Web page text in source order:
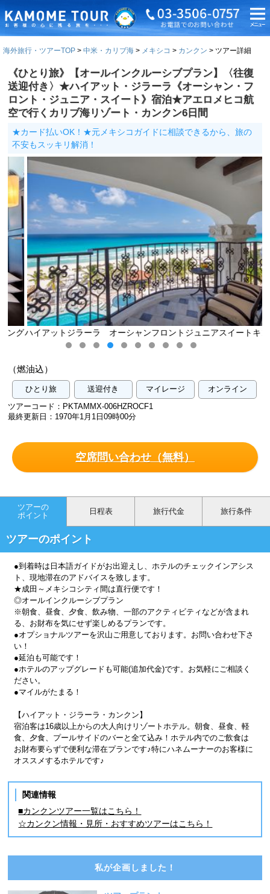
海外旅行・ツアーTOP 中米・カリブ海 メキシコ カンクン ツアー詳細
《ひとり旅》【オールインクルーシブプラン】〈往復
送迎付き〉★ハイアット・ジラーラ《オーシャン・フ
ロント・ジュニア・スイート》宿泊★アエロメヒコ航
空で行くカリブ海リゾート・カンクン6日間
★カード払いOK！★元メキシコガイドに相談できるから、旅の
不安もスッキリ解消！
ハイアットジラーラ オーシャンフロントジュニアスイートキング
客室（イメージ）
（燃油込）
ひとり旅 送迎付き マイレージ
オンライン
ツアーコード：PKTAMMX-006HZROCF1
最終更新日：1970年1月1日09時00分
空席問い合わせ（無料）
ツアーの
ポイント
日程表 旅行代金 旅行条件
ツアーのポイント
●到着時は日本語ガイドがお出迎えし、ホテルのチェックインアシス
ト、現地滞在のアドバイスを致します。
★成田～メキシコシティ間は直行便です！
◎オールインクルーシブプラン
※朝食、昼食、夕食、飲み物、一部のアクティビティなどが含まれ
る、お財布を気にせず楽しめるプランです。
●オプショナルツアーを沢山ご用意しております。お問い合わせ下さ
い！
●延泊も可能です！
●ホテルのアップグレードも可能(追加代金)です。お気軽にご相談く
ださい。
●マイルがたまる！
【ハイアット・ジラーラ・カンクン】
宿泊客は16歳以上からの大人向けリゾートホテル。朝食、昼食、軽
食、夕食、プールサイドのバーと全て込み！ホテル内でのご飲食は
お財布要らずで便利な滞在プランです♪特にハネムーナーのお客様に
オススメするホテルです♪
関連情報
■カンクンツアー一覧はこちら！
☆カンクン情報・見所・おすすめツアーはこちら！
私が企画しました！